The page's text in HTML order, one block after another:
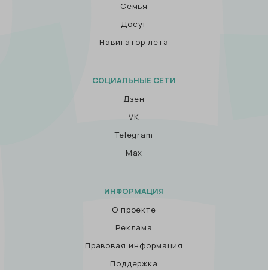
Семья
Досуг
Навигатор лета
СОЦИАЛЬНЫЕ СЕТИ
Дзен
VK
Telegram
Max
ИНФОРМАЦИЯ
О проекте
Реклама
Правовая информация
Поддержка